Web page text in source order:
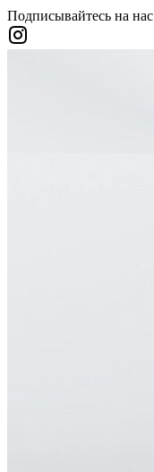
Подписывайтесь на нас